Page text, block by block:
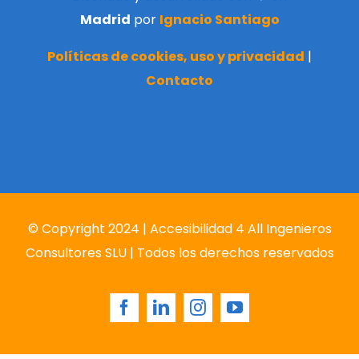
Madrid por Ignacio Santiago
Políticas de cookies, uso y privacidad |
Contacto
© Copyright 2024 | Accesibilidad 4 All Ingenieros
Consultores SLU | Todos los derechos reservados
FacebookLinkedInInstagramYouTube